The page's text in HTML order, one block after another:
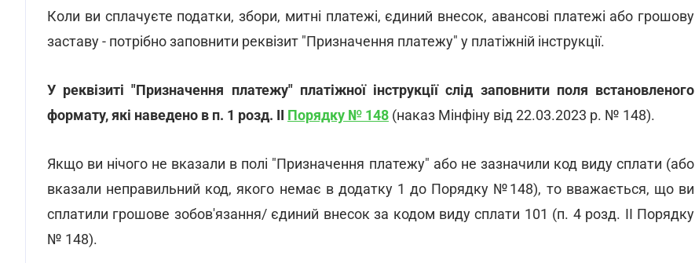
Коли ви сплачуєте податки, збори, митні платежі, єдиний внесок, авансові платежі або грошову
заставу - потрібно заповнити реквізит "Призначення платежу" у платіжній інструкції.
У реквізиті "Призначення платежу" платіжної інструкції слід заповнити поля встановленого
формату, які наведено в п. 1 розд. II Порядку № 148 (наказ Мінфіну від 22.03.2023 р. № 148).
Якщо ви нічого не вказали в полі "Призначення платежу" або не зазначили код виду сплати (або
вказали неправильний код, якого немає в додатку 1 до Порядку №148), то вважається, що ви
сплатили грошове зобов'язання/ єдиний внесок за кодом виду сплати 101 (п. 4 розд. II Порядку
№ 148).